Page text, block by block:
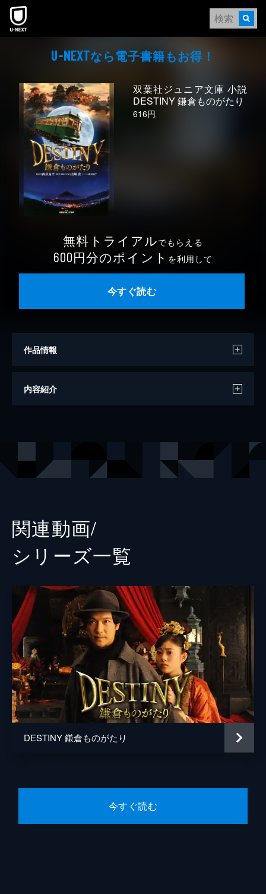
本文へスキップ
U-NEXTなら電⼦書籍もお得！
双葉社ジュニア文庫 小説
DESTINY 鎌倉ものがたり
616円
無料トライアルでもらえる
600円分のポイント を利用して
今すぐ読む
作品情報
著者
レーベル 双葉社ジュニア文庫
内容紹介
関連動画/
シリーズ⼀覧
DESTINY 鎌倉ものがたり
今すぐ読む